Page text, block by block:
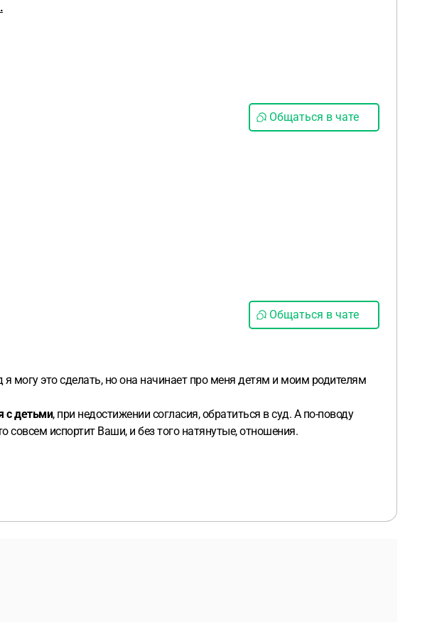
Общаться в чате
Общаться в чате
могу это сделать, но она начинает про меня детям и моим родителям
с детьми, при недостижении согласия, обратиться в суд. А по-поводу
испортит Ваши, и без того натянутые, отношения.